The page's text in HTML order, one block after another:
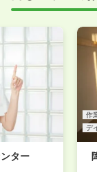
付けくださ
ター
作
デ